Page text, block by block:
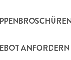
ANFORDERN